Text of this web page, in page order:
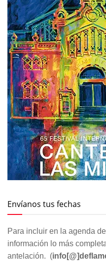
Envíanos tus fechas
Para incluir en la agenda
información lo más
antelación. (